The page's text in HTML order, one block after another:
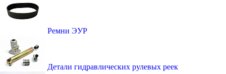
Ремни ЭУР
Детали гидравлических рулевых реек